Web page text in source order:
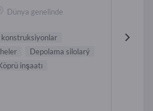
Dünya genelinde
Depolama silolarý
inşaatı